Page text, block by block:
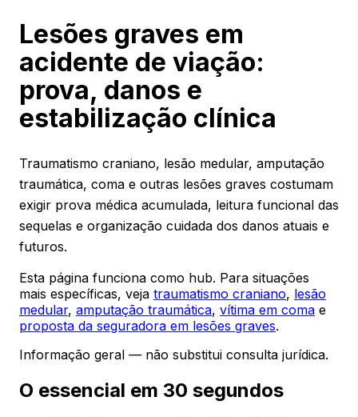
Lesões graves em
acidente de viação:
prova, danos e
estabilização clínica
Traumatismo craniano, lesão medular, amputação
traumática, coma e outras lesões graves costumam
exigir prova médica acumulada, leitura funcional das
sequelas e organização cuidada dos danos atuais e
futuros.
Esta página funciona como hub. Para situações
mais específicas, veja traumatismo craniano, lesão
medular, amputação traumática, vítima em coma e
proposta da seguradora em lesões graves.
Informação geral — não substitui consulta jurídica.
O essencial em 30 segundos